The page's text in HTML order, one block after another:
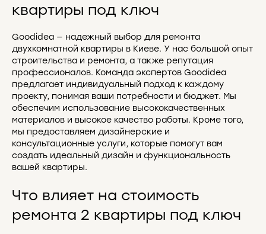
квартиры под ключ
Goodidea — надежный выбор для ремонта
двухкомнатной квартиры в Киеве. У нас большой опыт
строительства и ремонта, а также репутация
профессионалов. Команда экспертов Goodidea
предлагает индивидуальный подход к каждому
проекту, понимая ваши потребности и бюджет. Мы
обеспечим использование высококачественных
материалов и высокое качество работы. Кроме того,
мы предоставляем дизайнерские и
консультационные услуги, которые помогут вам
создать идеальный дизайн и функциональность
вашей квартиры.
Что влияет на стоимость
ремонта 2 квартиры под ключ